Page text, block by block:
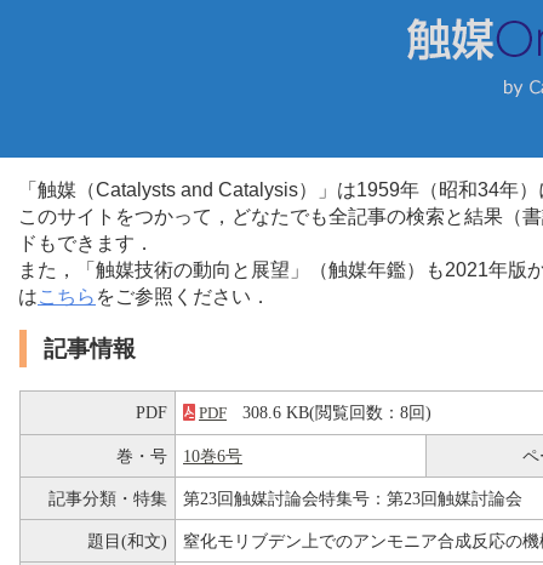
「触媒（Catalysts and Catalysis）」は1959年（昭和34年
このサイトをつかって，どなたでも全記事の検索と結果（
ドもできます．
また，「触媒技術の動向と展望」（触媒年鑑）も2021年
はこちら をご参照ください．
記事情報
PDF PDF 308.6 KB(閲覧回数：8回)
巻・号 10巻6号 ペ
記事分類・特集 第23回触媒討論会特集号：第23回触媒討論会
題目(和文) 窒化モリブデン上でのアンモニア合成反応の機